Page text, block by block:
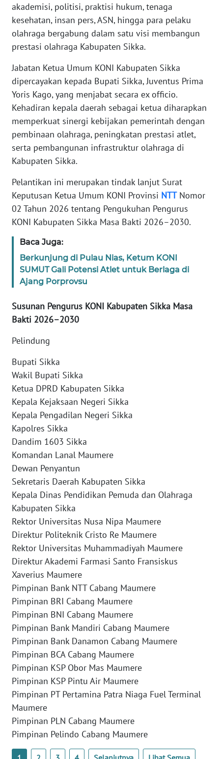
akademisi, politisi, praktisi hukum, tenaga
kesehatan, insan pers, ASN, hingga para pelaku
olahraga bergabung dalam satu visi membangun
prestasi olahraga Kabupaten Sikka.
Jabatan Ketua Umum KONI Kabupaten Sikka
dipercayakan kepada Bupati Sikka, Juventus Prima
Yoris Kago, yang menjabat secara ex officio.
Kehadiran kepala daerah sebagai ketua diharapkan
memperkuat sinergi kebijakan pemerintah dengan
pembinaan olahraga, peningkatan prestasi atlet,
serta pembangunan infrastruktur olahraga di
Kabupaten Sikka.
Pelantikan ini merupakan tindak lanjut Surat
Keputusan Ketua Umum KONI Provinsi NTTNomor
02 Tahun 2026 tentang Pengukuhan Pengurus
KONI Kabupaten Sikka Masa Bakti 2026–2030.
Baca Juga:
Berkunjung di Pulau Nias, Ketum KONI
SUMUT Gali Potensi Atlet untuk Berlaga di
Ajang Porprovsu
Susunan Pengurus KONI Kabupaten Sikka Masa
Bakti 2026–2030
Pelindung
Bupati Sikka
Wakil Bupati Sikka
Ketua DPRD Kabupaten Sikka
Kepala Kejaksaan Negeri Sikka
Kepala Pengadilan Negeri Sikka
Kapolres Sikka
Dandim 1603 Sikka
Komandan Lanal Maumere
Dewan Penyantun
Sekretaris Daerah Kabupaten Sikka
Kepala Dinas Pendidikan Pemuda dan Olahraga
Kabupaten Sikka
Rektor Universitas Nusa Nipa Maumere
Direktur Politeknik Cristo Re Maumere
Rektor Universitas Muhammadiyah Maumere
Direktur Akademi Farmasi Santo Fransiskus
Xaverius Maumere
Pimpinan Bank NTT Cabang Maumere
Pimpinan BRI Cabang Maumere
Pimpinan BNI Cabang Maumere
Pimpinan Bank Mandiri Cabang Maumere
Pimpinan Bank Danamon Cabang Maumere
Pimpinan BCA Cabang Maumere
Pimpinan KSP Obor Mas Maumere
Pimpinan KSP Pintu Air Maumere
Pimpinan PT Pertamina Patra Niaga Fuel Terminal
Maumere
Pimpinan PLN Cabang Maumere
Pimpinan Pelindo Cabang Maumere
WN
KEPRI
WN
WN
PAPUA
BARAT
WN
RIAU
WN
WN
JAMBI
WN
WN
NTB
WN
SULTENG
SULBAR
BABEL
WN
SUMBAR
WN
SUMSEL
WN
BENGKULU
LAMPUNG
WN
JATENG
WN
NUSANTARA
WN
JOGJA
WN
JATIM
WN
BALI
WN